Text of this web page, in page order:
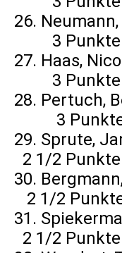
26.
3 Punkte
27.
3 Punkte
28.
3 Punkte
29.
2 1/2
30.
2 1/2
31.
2 1/2